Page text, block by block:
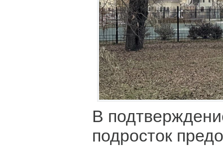
В
подросток